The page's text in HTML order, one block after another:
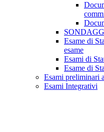
Esame di
esame
Esami di
Esame di
Esami preliminari
Esami Integrativi